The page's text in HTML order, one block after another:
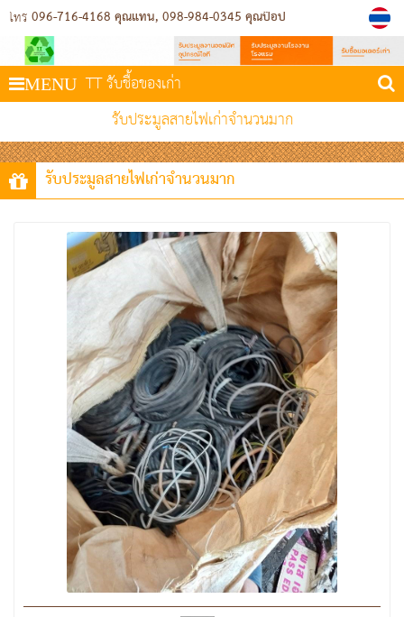
โทร 096-716-4168 คุณแทน 098-984-0345 คุณป๊อป
MENU TT รับชื้อของเก่า
รับประมูลสายไฟเก่าจำนวนมาก
รับประมูลสายไฟเก่าจำนวนมาก